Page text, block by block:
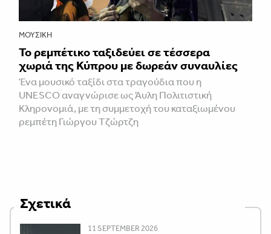
ΜΟΥΣΙΚΉ
Το ρεμπέτικο ταξιδεύει σε τέσσερα
χωριά της Κύπρου με δωρεάν συναυλίες
Ένα μουσικό ταξίδι στα τραγούδια που η
UNESCO αναγνώρισε ως Άυλη Πολιτιστική
Κληρονομιά, με τη συμμετοχή του καταξιωμένου
ρεμπέτη Γιώργου Τζώρτζη
Σχετικά
11 SEPTEMBER 2026